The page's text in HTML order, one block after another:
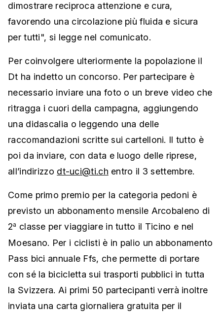
dimostrare reciproca attenzione e cura,
favorendo una circolazione più fluida e sicura
per tutti", si legge nel comunicato.
Per coinvolgere ulteriormente la popolazione il
Dt ha indetto un concorso. Per partecipare è
necessario inviare una foto o un breve video che
ritragga i cuori della campagna, aggiungendo
una didascalia o leggendo una delle
raccomandazioni scritte sui cartelloni. Il tutto è
poi da inviare, con data e luogo delle riprese,
all’indirizzo dt-uci@ti.ch entro il 3 settembre.
Come primo premio per la categoria pedoni è
previsto un abbonamento mensile Arcobaleno di
2a classe per viaggiare in tutto il Ticino e nel
Moesano. Per i ciclisti è in palio un abbonamento
Pass bici annuale Ffs, che permette di portare
con sé la bicicletta sui trasporti pubblici in tutta
la Svizzera. Ai primi 50 partecipanti verrà inoltre
inviata una carta giornaliera gratuita per il